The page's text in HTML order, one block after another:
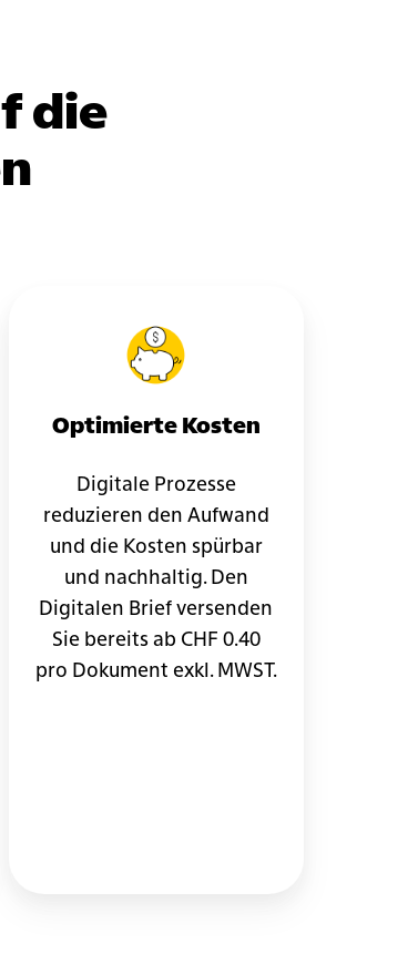
die
Optimierte Kosten
Digitale Prozesse
reduzieren den Aufwand
und die Kosten spürbar
und nachhaltig. Den
Digitalen Brief versenden
Sie bereits ab CHF 0.40
pro Dokument exkl. MWST.